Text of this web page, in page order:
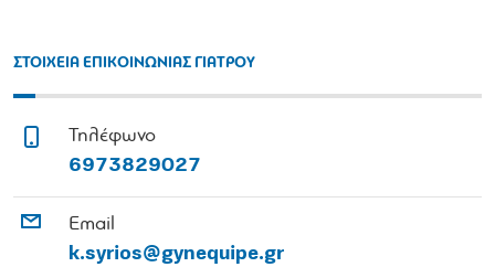
ΣΤΟΙΧΕΙΑ ΕΠΙΚΟΙΝΩΝΙΑΣ ΓΙΑΤΡΟΥ
Τηλέφωνο
6973829027
Email
k.syrios@gynequipe.gr